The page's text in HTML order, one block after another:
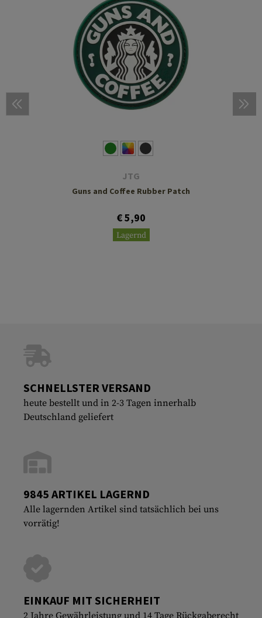
JTG
Guns and Coffee Rubber Patch
€ 5,90
Lagernd
SCHNELLSTER VERSAND
heute bestellt und in 2-3 Tagen innerhalb
Deutschland geliefert
9845 ARTIKEL LAGERND
Alle lagernden Artikel sind tatsächlich bei uns
vorrätig!
EINKAUF MIT SICHERHEIT
2 Jahre Gewährleistung und 14 Tage Rückgaberecht